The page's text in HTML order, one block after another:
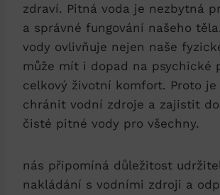
zdraví. Pitná voda je nezbytná
a správné fungování našeho
vody ovlivňuje nejen naše
může mít i dopad na psychické
celkový životní komfort. Proto je
chránit vodní zdroje a zajistit
čisté pitné vody pro všechny.
nás připomíná důležitost
nakládání s vodními zdroji a